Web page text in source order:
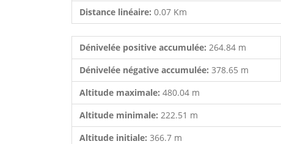
Distance linéaire: 0.07 Km
Dénivelée positive accumulée: 264.84 m
Dénivelée négative accumulée: 378.65 m
Altitude maximale: 480.04 m
Altitude minimale: 222.51 m
Altitude initiale: 366.7 m